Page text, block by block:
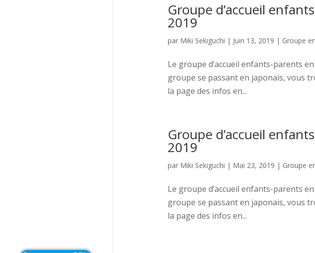
Groupe d’accueil
2019
par Miki Sekiguchi | Juin 13, 2019 | Groupe
Le groupe d’accueil enfants-parents
groupe se passant en japonais, vous
la page des infos en...
Groupe d’accueil
2019
par Miki Sekiguchi | Mai 23, 2019 | Groupe
Le groupe d’accueil enfants-parents
groupe se passant en japonais, vous
la page des infos en...